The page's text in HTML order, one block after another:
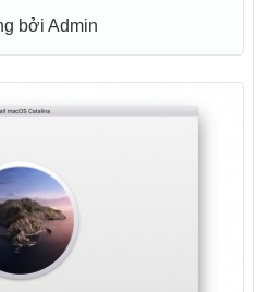
bởi Admin